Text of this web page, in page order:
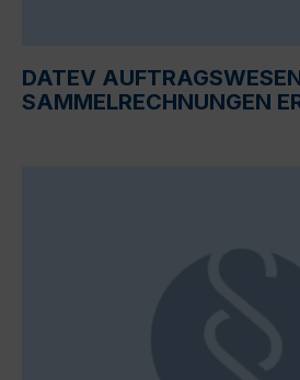
DATEV
SAMMELRECHNUNGEN